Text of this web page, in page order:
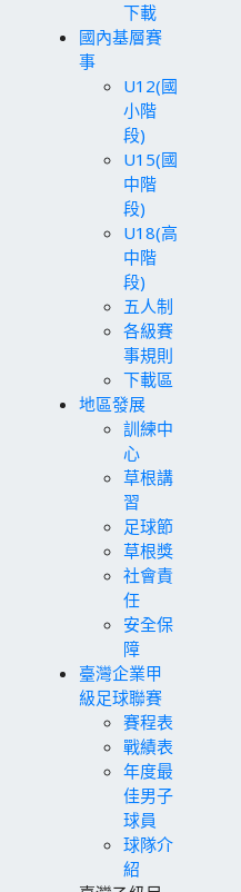
下載
國內基層賽
事
U12(國
小階
段)
U15(國
中階
段)
U18(高
中階
段)
五人制
各級賽
事規則
下載區
地區發展
訓練中
心
草根講
習
足球節
草根獎
社會責
任
安全保
障
臺灣企業甲
級足球聯賽
賽程表
戰績表
年度最
佳男子
球員
球隊介
紹